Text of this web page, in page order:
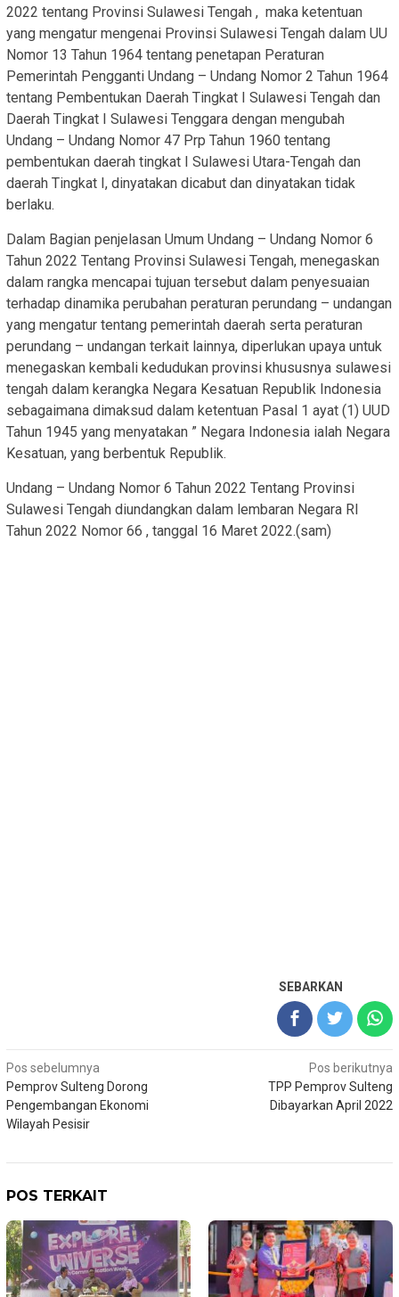
2022 tentang Provinsi Sulawesi Tengah , maka ketentuan
yang mengatur mengenai Provinsi Sulawesi Tengah dalam UU
Nomor 13 Tahun 1964 tentang penetapan Peraturan
Pemerintah Pengganti Undang – Undang Nomor 2 Tahun 1964
tentang Pembentukan Daerah Tingkat I Sulawesi Tengah dan
Daerah Tingkat I Sulawesi Tenggara dengan mengubah
Undang – Undang Nomor 47 Prp Tahun 1960 tentang
pembentukan daerah tingkat I Sulawesi Utara-Tengah dan
daerah Tingkat I, dinyatakan dicabut dan dinyatakan tidak
berlaku.
Dalam Bagian penjelasan Umum Undang – Undang Nomor 6
Tahun 2022 Tentang Provinsi Sulawesi Tengah, menegaskan
dalam rangka mencapai tujuan tersebut dalam penyesuaian
terhadap dinamika perubahan peraturan perundang – undangan
yang mengatur tentang pemerintah daerah serta peraturan
perundang – undangan terkait lainnya, diperlukan upaya untuk
menegaskan kembali kedudukan provinsi khususnya sulawesi
tengah dalam kerangka Negara Kesatuan Republik Indonesia
sebagaimana dimaksud dalam ketentuan Pasal 1 ayat (1) UUD
Tahun 1945 yang menyatakan ” Negara Indonesia ialah Negara
Kesatuan, yang berbentuk Republik.
Undang – Undang Nomor 6 Tahun 2022 Tentang Provinsi
Sulawesi Tengah diundangkan dalam lembaran Negara RI
Tahun 2022 Nomor 66 , tanggal 16 Maret 2022.(sam)
SEBARKAN
Navigasi
pos
Pos sebelumnya
Pemprov Sulteng Dorong
Pengembangan Ekonomi
Wilayah Pesisir
Pos berikutnya
TPP Pemprov Sulteng
Dibayarkan April 2022
POS TERKAIT